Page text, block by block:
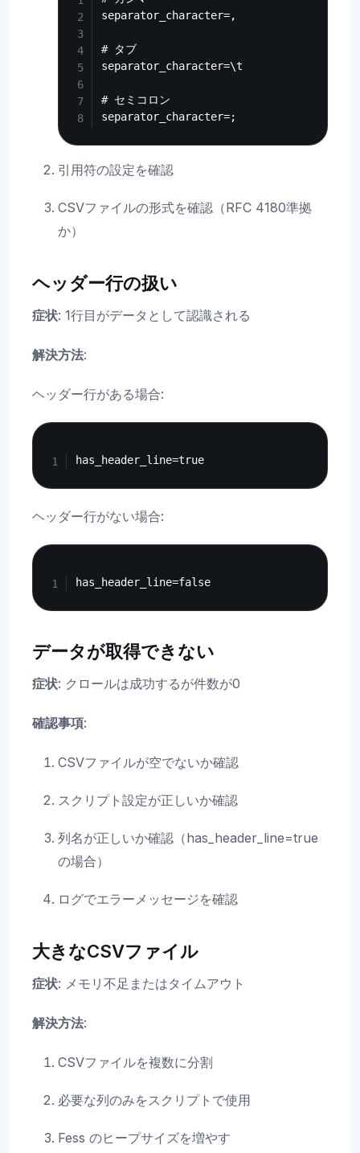
separator_character=,
# タブ
separator_character=\t
# セミコロン
引用符の設定を確認
CSVファイルの形式を確認（RFC 4180準拠
か）
ヘッダー行の扱い
症状: 1行目がデータとして認識される
解決方法:
ヘッダー行がある場合:
ヘッダー行がない場合:
データが取得できない
症状: クロールは成功するが件数が0
確認事項:
CSVファイルが空でないか確認
スクリプト設定が正しいか確認
列名が正しいか確認（has_header_line=true
の場合）
ログでエラーメッセージを確認
大きなCSVファイル
症状: メモリ不足またはタイムアウト
解決方法:
CSVファイルを複数に分割
必要な列のみをスクリプトで使用
Fess のヒープサイズを増やす